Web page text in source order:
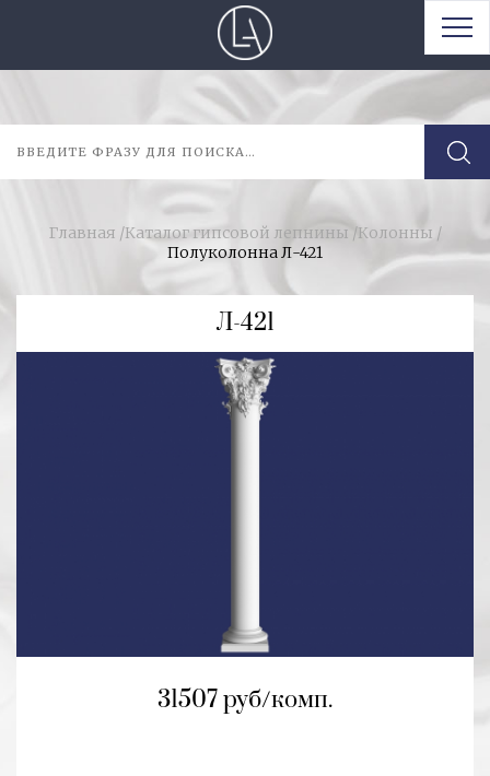
Главная /Каталог гипсовой лепнины /Колонны /
Полуколонна Л-421
Л-421
31507 руб/комп.